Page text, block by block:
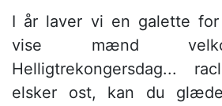
I år laver vi en galette
vise mænd
Helligtrekongersdag...
elsker ost, kan du